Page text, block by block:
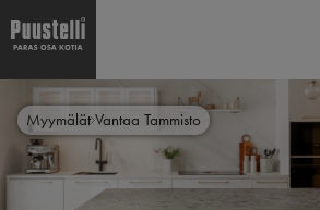
Hyppää
pääsisältöön
Main
menu
fi
Myymälät Vantaa Tammisto